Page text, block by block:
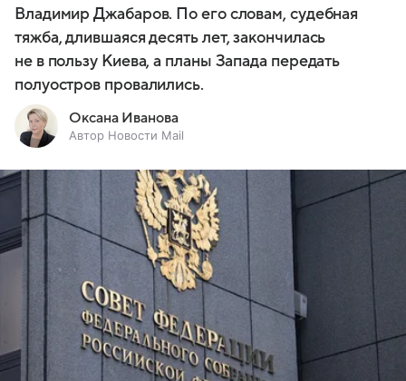
Владимир Джабаров. По его словам, судебная
тяжба, длившаяся десять лет, закончилась
не в пользу Киева, а планы Запада передать
полуостров провалились.
Оксана Иванова
Автор Новости Mail